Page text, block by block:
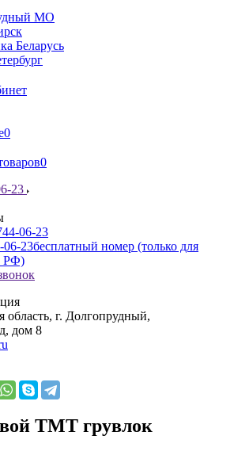
МО
Беларусь
0
0
23
06-23
06-23бесплатный номер (только для
РФ)
область, г. Долгопрудный,
дом 8
TMT грувлок